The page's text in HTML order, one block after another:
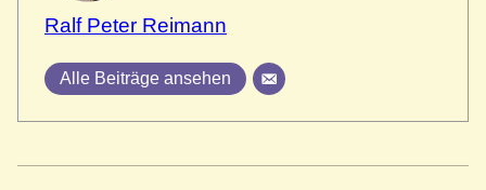
Ralf Peter Reimann
Alle Beiträge ansehen